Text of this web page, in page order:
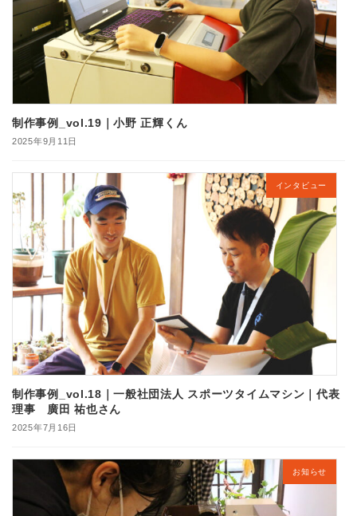
制作事例_vol.19｜小野 正輝くん
2025年9月11日
インタビュー
制作事例_vol.18｜一般社団法人 スポーツタイムマシン｜代表
理事 廣田 祐也さん
2025年7月16日
お知らせ